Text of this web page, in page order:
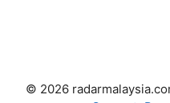
© 2026